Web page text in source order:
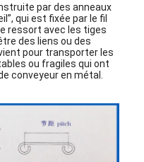
par des anneaux
qui est fixée par le fil
ressort avec les tiges
des liens ou des
pour transporter les
ou fragiles qui ont
conveyeur en métal.